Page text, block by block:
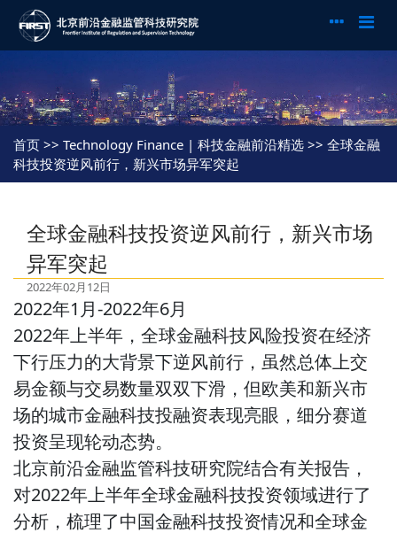
首页 >> Technology Finance | 科技金融前沿精选 >> 全球金融
科技投资逆风前行，新兴市场异军突起
全球金融科技投资逆风前行，新兴市场
异军突起
2022年02月12日
2022年1月-2022年6月
2022年上半年，全球金融科技风险投资在经济
下行压力的大背景下逆风前行，虽然总体上交
易金额与交易数量双双下滑，但欧美和新兴市
场的城市金融科技投融资表现亮眼，细分赛道
投资呈现轮动态势。
北京前沿金融监管科技研究院结合有关报告，
对2022年上半年全球金融科技投资领域进行了
分析，梳理了中国金融科技投资情况和全球金